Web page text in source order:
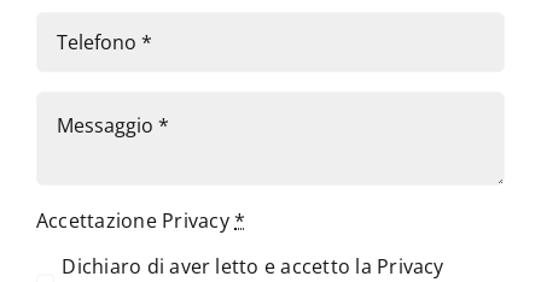
Accettazione Privacy*
Dichiaro di aver letto e accetto la Privacy